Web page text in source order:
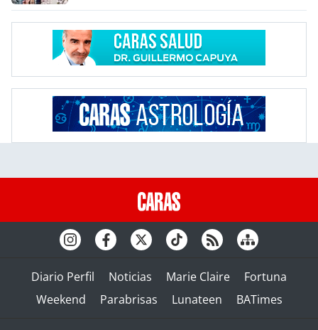
Diario Perfil Noticias Marie Claire
Fortuna
Weekend
Parabrisas Lunateen BATimes